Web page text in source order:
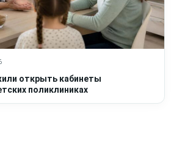
открыть кабинеты
поликлиниках